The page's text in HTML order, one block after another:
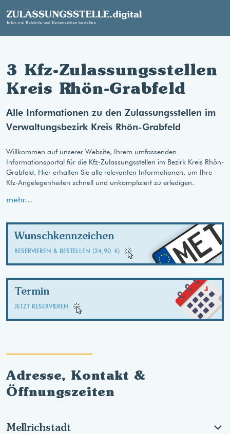
3 Kfz-Zulassungsstellen
Kreis Rhön-Grabfeld
Alle Informationen zu den Zulassungsstellen im
Verwaltungsbezirk Kreis Rhön-Grabfeld
Willkommen auf unserer Website, Ihrem umfassenden
Informationsportal für die Kfz-Zulassungsstellen im Bezirk Kreis Rhön-
Grabfeld. Hier erhalten Sie alle relevanten Informationen, um Ihre
Kfz-Angelegenheiten schnell und unkompliziert zu erledigen.
mehr...
Wunschkennzeichen
RESERVIEREN & BESTELLEN (24,90 €)
Termin
JETZT RESERVIEREN
Adresse, Kontakt &
Öffnungszeiten
Mellrichstadt